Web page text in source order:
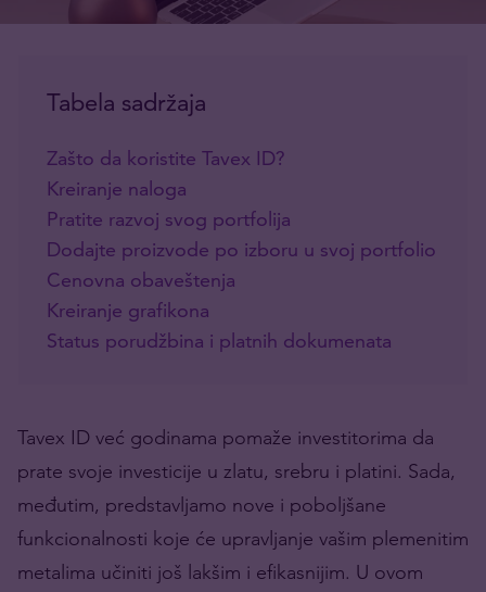
Tabela sadržaja
Zašto da koristite Tavex ID?
Kreiranje naloga
Pratite razvoj svog portfolija
Dodajte proizvode po izboru u svoj portfolio
Cenovna obaveštenja
Kreiranje grafikona
Status porudžbina i platnih dokumenata
Tavex ID već godinama pomaže investitorima da
prate svoje investicije u zlatu, srebru i platini. Sada,
međutim, predstavljamo nove i poboljšane
funkcionalnosti koje će upravljanje vašim plemenitim
metalima učiniti još lakšim i efikasnijim. U ovom